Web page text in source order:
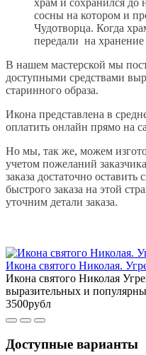
храм и сохранился до
сосны на котором и
Чудотворца. Когда
передали на
В нашем мастерской мы
доступными средствами
старинного образа.
Икона представлена в
оплатить онлайн прямо на
Но мы, так же, можем
учетом пожеланий
заказа достаточно
быстрого заказа на этой
уточним детали заказа.
Икона святого Николая.
Икона святого Николая
выразительных и
3500рубл
Доступные варианты